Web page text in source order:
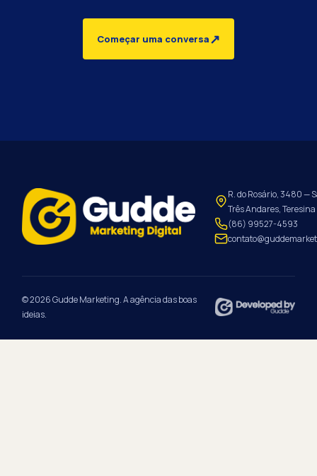
Começar uma conversa↗
R. do Rosário, 3480 —
Três Andares,
(86) 99527-4593
© 2026 Gudde Marketing. A agência das boas
ideias.